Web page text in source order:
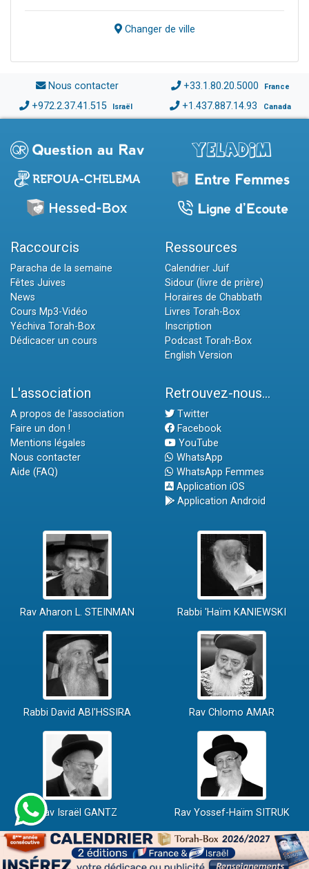
Changer de ville
Nous contacter +33.1.80.20.5000 France
+972.2.37.41.515 Israël +1.437.887.14.93 Canada
Raccourcis
Paracha de la semaine
Fêtes Juives
News
Cours Mp3-Vidéo
Yéchiva Torah-Box
Dédicacer un cours
Ressources
Calendrier Juif
Sidour (livre de prière)
Horaires de Chabbath
Livres Torah-Box
Inscription
Podcast Torah-Box
English Version
L'association
A propos de l'association
Faire un don !
Mentions légales
Nous contacter
Aide (FAQ)
Retrouvez-nous...
Twitter
Facebook
YouTube
WhatsApp
WhatsApp Femmes
Application iOS
Application Android
Rav Aharon L. STEINMAN Rabbi 'Haïm KANIEWSKI
Rabbi David ABI'HSSIRA Rav Chlomo AMAR
Rav Israël GANTZ Rav Yossef-Haïm SITRUK